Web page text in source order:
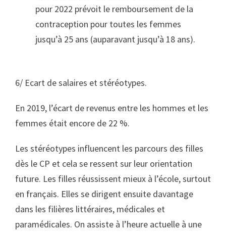
pour 2022 prévoit le remboursement de la
contraception pour toutes les femmes
jusqu’à 25 ans (auparavant jusqu’à 18 ans).
6/ Ecart de salaires et stéréotypes.
En 2019, l’écart de revenus entre les hommes et les
femmes était encore de 22 %.
Les stéréotypes influencent les parcours des filles
dès le CP et cela se ressent sur leur orientation
future. Les filles réussissent mieux à l’école, surtout
en français. Elles se dirigent ensuite davantage
dans les filières littéraires, médicales et
paramédicales. On assiste à l’heure actuelle à une